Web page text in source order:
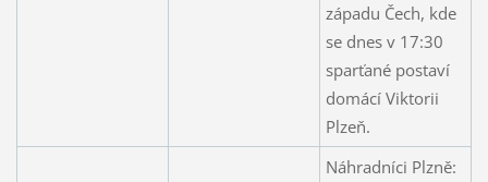
západu Čech, kde
se dnes v 17:30
sparťané postaví
domácí Viktorii
Plzeň.
Náhradníci Plzně: